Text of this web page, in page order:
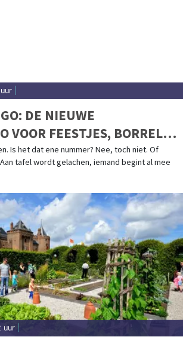
DE NIEUWE
VOOR FEESTJES, BORRELS
Is het dat ene nummer? Nee, toch niet. Of
tafel wordt gelachen, iemand begint al mee
uur